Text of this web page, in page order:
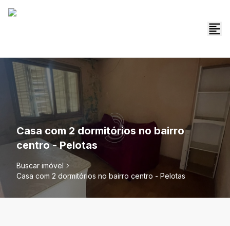
Casa com 2 dormitórios no bairro
centro - Pelotas
Buscar imóvel
Casa com 2 dormitórios no bairro centro - Pelotas